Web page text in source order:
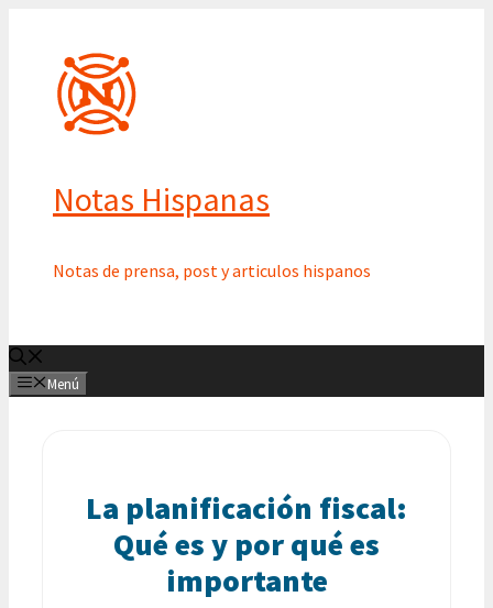
contenido
Notas Hispanas
Notas de prensa, post y articulos hispanos
Menú
La planificación fiscal:
Qué es y por qué es
importante